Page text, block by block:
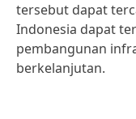
tersebut dapat
Indonesia dapat
pembangunan
berkelanjutan.